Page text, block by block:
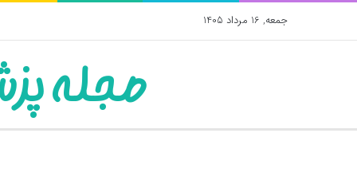
جمعه, 16 مرداد 1405
مجله